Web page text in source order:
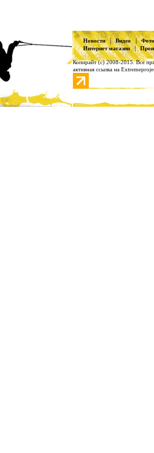
Новости|Видео|
Интернет магазин|
Копирайт (с) 2008-2015. Все
активная ссылка на